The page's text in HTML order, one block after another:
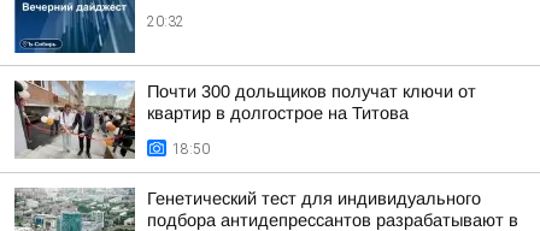
20:32
Почти 300 дольщиков получат ключи от
квартир в долгострое на Титова
18:50
Генетический тест для индивидуального
подбора антидепрессантов разрабатывают в